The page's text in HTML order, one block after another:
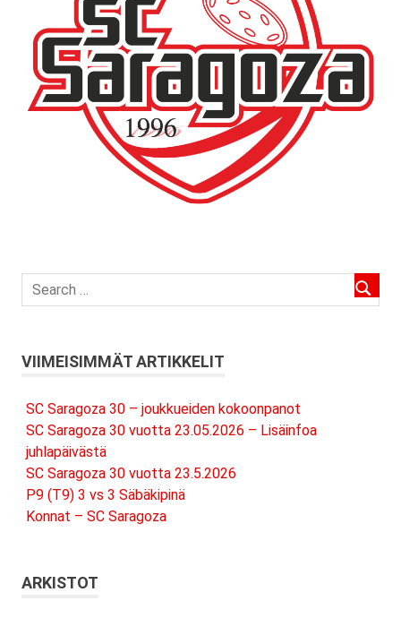
VIIMEISIMMÄT ARTIKKELIT
SC Saragoza 30 – joukkueiden kokoonpanot
SC Saragoza 30 vuotta 23.05.2026 – Lisäinfoa
juhlapäivästä
SC Saragoza 30 vuotta 23.5.2026
P9 (T9) 3 vs 3 Säbäkipinä
Konnat – SC Saragoza
ARKISTOT